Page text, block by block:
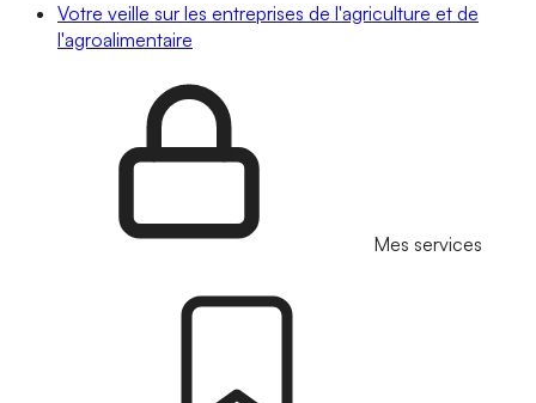
Votre veille sur les entreprises de l'agriculture et de
l'agroalimentaire
Mes services